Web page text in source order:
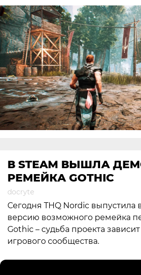
В STEAM ВЫШЛА
РЕМЕЙКА GOTHIC
docryte
Сегодня THQ Nordic выпустила
версию возможного ремейка
Gothic – судьба проекта
игрового сообщества.